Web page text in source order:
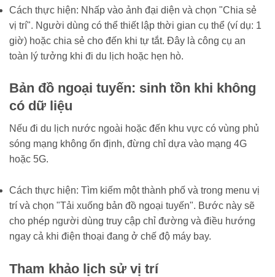
Cách thực hiện: Nhấp vào ảnh đại diện và chọn "Chia sẻ
vị trí". Người dùng có thể thiết lập thời gian cụ thể (ví dụ: 1
giờ) hoặc chia sẻ cho đến khi tự tắt. Đây là công cụ an
toàn lý tưởng khi đi du lịch hoặc hẹn hò.
Bản đồ ngoại tuyến: sinh tồn khi không
có dữ liệu
Nếu đi du lịch nước ngoài hoặc đến khu vực có vùng phủ
sóng mạng không ổn định, đừng chỉ dựa vào mạng 4G
hoặc 5G.
Cách thực hiện: Tìm kiếm một thành phố và trong menu vị
trí và chọn "Tải xuống bản đồ ngoại tuyến". Bước này sẽ
cho phép người dùng truy cập chỉ đường và điều hướng
ngay cả khi điện thoại đang ở chế độ máy bay.
Tham khảo lịch sử vị trí